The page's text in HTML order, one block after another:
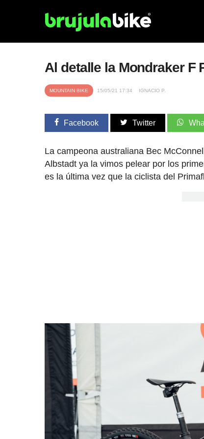
Al detalle la Mondraker F
MOUNTAIN BIKE 15/05/21 17:34 IGNACIO P.
Facebook Twitter
La campeona australiana Bec
Albstadt ya la vimos pelear por los
es la última vez que la ciclista del